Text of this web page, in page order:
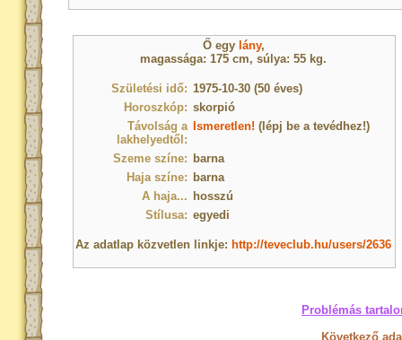
Ő egy lány,
magassága: 175 cm, súlya: 55 kg.
Születési idő: 1975-10-30 (50 éves)
Horoszkóp: skorpió
Távolság a
lakhelyedtől:
Ismeretlen! (lépj be a tevédhez!)
Szeme színe: barna
Haja színe: barna
A haja... hosszú
Stílusa: egyedi
Az adatlap közvetlen linkje: http://teveclub.hu/users/2636
Problémás
Következő